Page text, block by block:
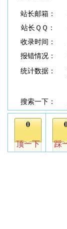
站长邮箱：
站长ＱＱ：
收录时间：
报错情况：
统计数据：
搜索一下：